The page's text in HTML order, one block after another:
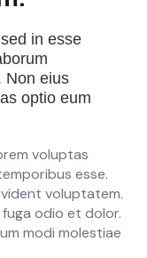
in esse
Non eius
optio eum
voluptas
esse.
voluptatem.
odio et dolor.
modi molestiae